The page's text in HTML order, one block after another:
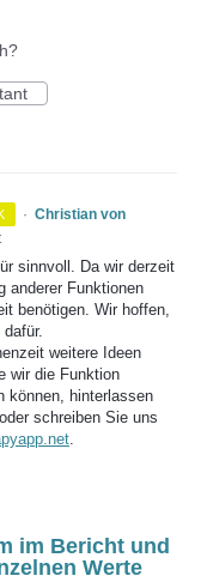
· Christian von
sinnvoll. Da wir derzeit
anderer Funktionen
benötigen. Wir hoffen,
weitere Ideen
wir die Funktion
können, hinterlassen
schreiben Sie uns
.
im Bericht und
Werte